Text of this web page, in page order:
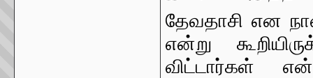
தேவதாசி என
என்று
விட்டார்கள்